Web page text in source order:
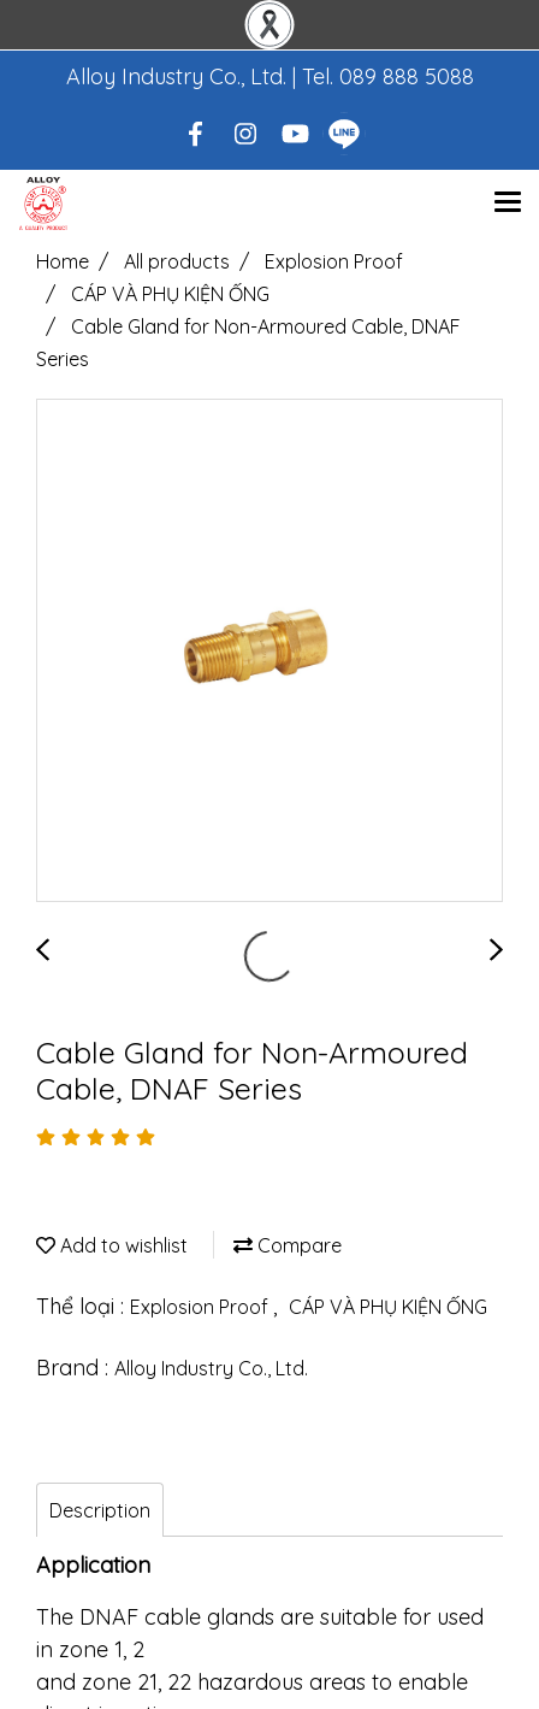
Alloy Industry Co., Ltd. | Tel. 089 888 5088
Home All products
Explosion Proof
CÁP VÀ PHỤ KIỆN ỐNG
Cable Gland for Non-Armoured Cable, DNAF
Series
Cable Gland for Non-Armoured
Cable, DNAF Series
Add to wishlist Compare
Thể loại : Explosion Proof , CÁP VÀ PHỤ KIỆN ỐNG
Brand : Alloy Industry Co., Ltd.
Description
Application
The DNAF cable glands are suitable for used
in zone 1, 2
and zone 21, 22 hazardous areas to enable